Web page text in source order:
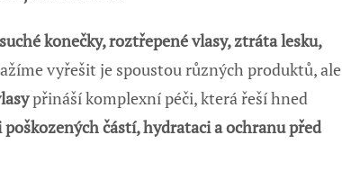
suché konečky, roztřepené vlasy, ztráta lesku,
vyřešit je spoustou různých produktů, ale
přináší komplexní péči, která řeší hned
částí, hydrataci a ochranu před